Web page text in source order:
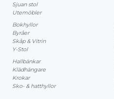
Sjuan stol
Utemöbler
Bokhyllor
Byråer
Skåp & Vitrin
Y-Stol
Hallbänkar
Klädhängare
Krokar
Sko- & hatthyllor